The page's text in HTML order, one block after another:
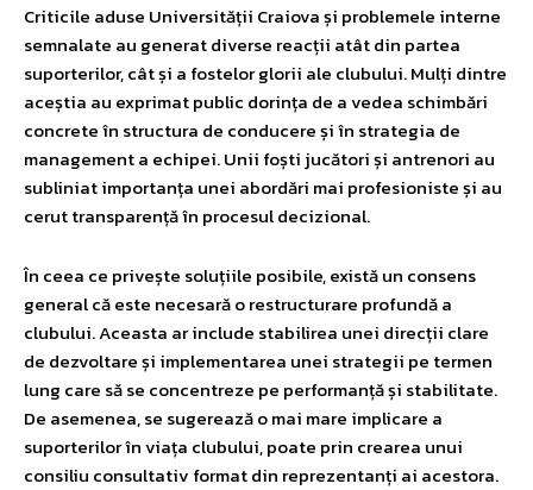
Criticile aduse Universității Craiova și problemele interne
semnalate au generat diverse reacții atât din partea
suporterilor, cât și a fostelor glorii ale clubului. Mulți dintre
aceștia au exprimat public dorința de a vedea schimbări
concrete în structura de conducere și în strategia de
management a echipei. Unii foști jucători și antrenori au
subliniat importanța unei abordări mai profesioniste și au
cerut transparență în procesul decizional.
În ceea ce privește soluțiile posibile, există un consens
general că este necesară o restructurare profundă a
clubului. Aceasta ar include stabilirea unei direcții clare
de dezvoltare și implementarea unei strategii pe termen
lung care să se concentreze pe performanță și stabilitate.
De asemenea, se sugerează o mai mare implicare a
suporterilor în viața clubului, poate prin crearea unui
consiliu consultativ format din reprezentanți ai acestora.